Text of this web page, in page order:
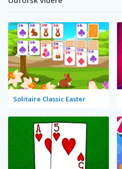
Solitaire Classic Easter